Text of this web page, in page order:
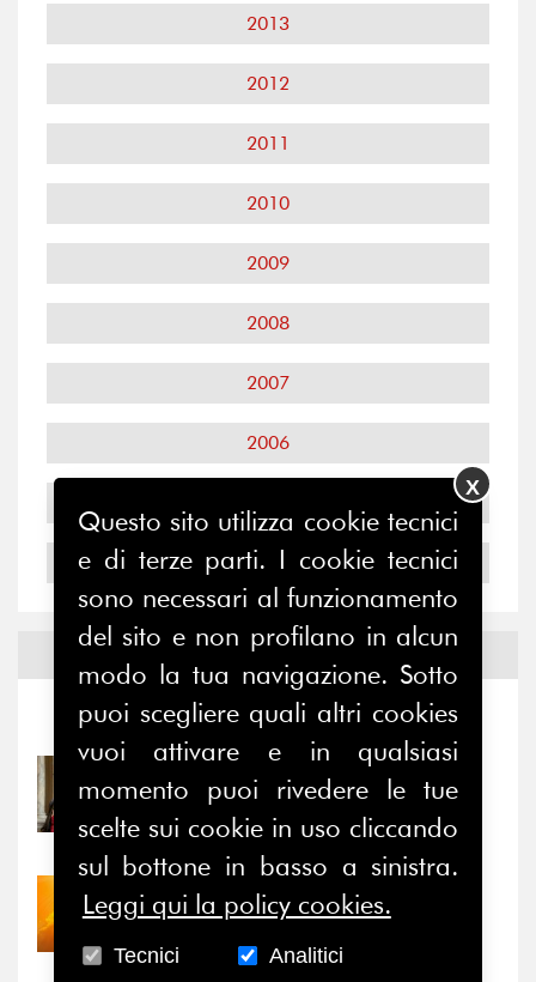
2013
2012
2011
2010
2009
2008
2007
2006
2004
Notizie ed
Notizie -Eventi
31/07/2026
Prima della pausa estiva,
il valore di...
30/07/2026
Nove anni dopo la
“grande cecità”: la...
Questo sito utilizza cookie tecnici
e di terze parti. I cookie tecnici
sono necessari al funzionamento
del sito e non profilano in alcun
modo la tua navigazione. Sotto
puoi scegliere quali altri cookies
vuoi attivare e in qualsiasi
momento puoi rivedere le tue
scelte sui cookie in uso cliccando
sul bottone in basso a sinistra.
Leggi qui la policy cookies.
Tecnici Analitici
X